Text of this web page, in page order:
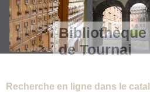
de Tournai
Recherche en ligne dans le